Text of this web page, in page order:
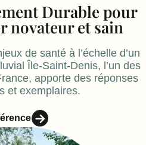
Durable pour
novateur et sain
de santé à l’échelle d’un
Île-Saint-Denis, l’un des
apporte des réponses
et exemplaires.